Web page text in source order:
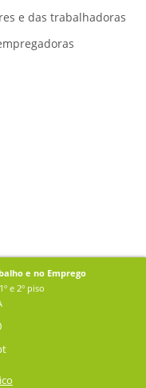
e das trabalhadoras
e no Emprego
e 2º piso